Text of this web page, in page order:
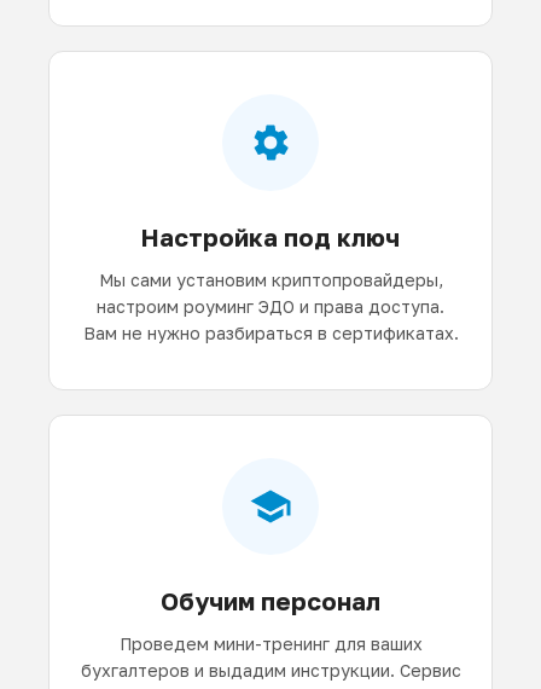
Настройка под ключ
Мы сами установим криптопровайдеры,
настроим роуминг ЭДО и права доступа.
Вам не нужно разбираться в сертификатах.
Обучим персонал
Проведем мини-тренинг для ваших
бухгалтеров и выдадим инструкции. Сервис